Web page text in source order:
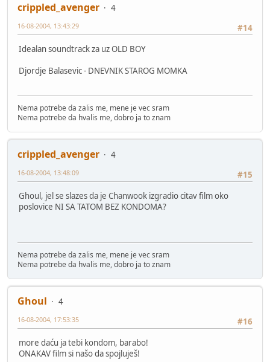
crippled_avenger
4
#14
16-08-2004, 13:43:29
Idealan soundtrack za uz OLD BOY
Djordje Balasevic - DNEVNIK STAROG MOMKA
Nema potrebe da zalis me, mene je vec sram
Nema potrebe da hvalis me, dobro ja to znam
crippled_avenger
4
#15
16-08-2004, 13:48:09
Ghoul, jel se slazes da je Chanwook izgradio citav film oko
poslovice NI SA TATOM BEZ KONDOMA?
Nema potrebe da zalis me, mene je vec sram
Nema potrebe da hvalis me, dobro ja to znam
Ghoul
4
#16
16-08-2004, 17:53:35
more daću ja tebi kondom, barabo!
ONAKAV film si našo da spojluješ!